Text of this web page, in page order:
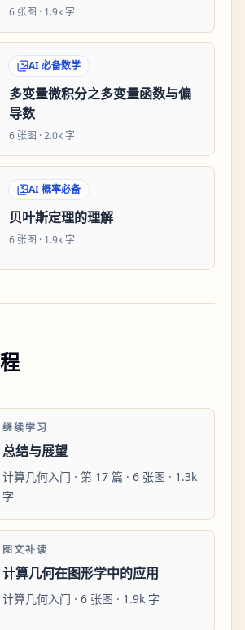
6 张图 · 1.9k 字
AI 必备数学
多变量微积分之多变量函数与偏
导数
6 张图 ·2.0k 字
AI 概率必备
贝叶斯定理的理解
6 张图 · 1.9k 字
继续学习
总结与展望
计算几何入门 · 第 17 篇 · 6 张图 · 1.3k
字
图文补读
计算几何在图形学中的应用
计算几何入门 · 6 张图 · 1.9k 字